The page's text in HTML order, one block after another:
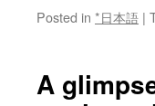
Posted in *日本語 |
A